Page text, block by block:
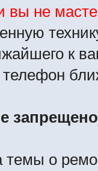
вы не
к
темы о